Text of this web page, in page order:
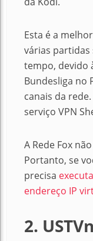
Esta é a
várias
tempo, devido
Bundesliga no
canais da
serviço VPN
A Rede Fox
Portanto, se
precisa
endereço IP
2.